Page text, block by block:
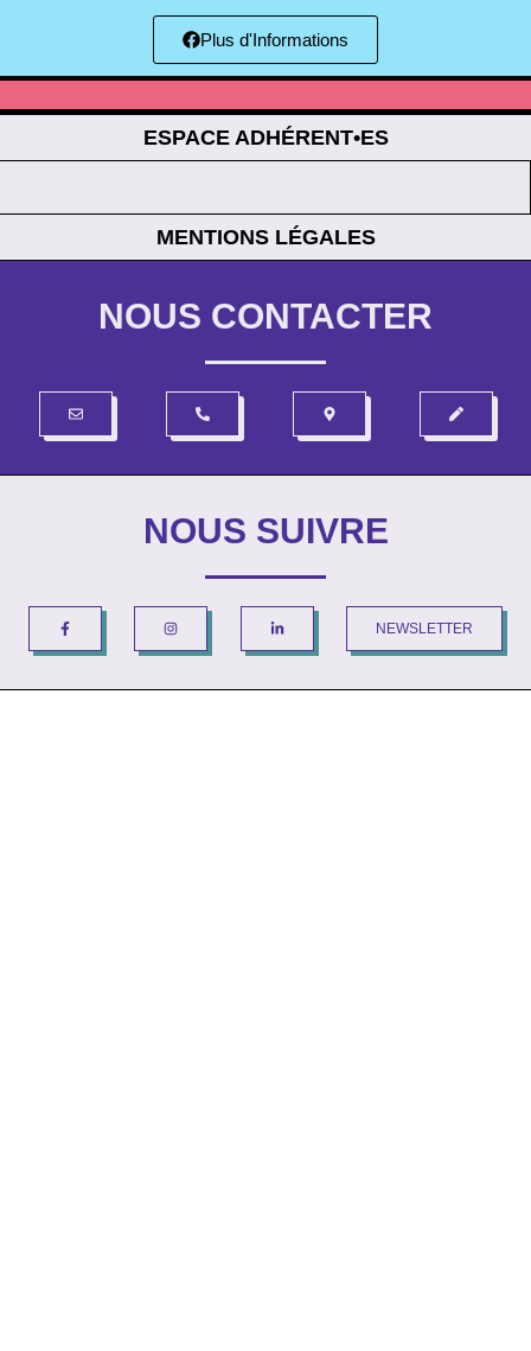
Plus d'Informations
ESPACE ADHÉRENT•ES
MENTIONS LÉGALES
NOUS CONTACTER
NOUS SUIVRE
NEWSLETTER